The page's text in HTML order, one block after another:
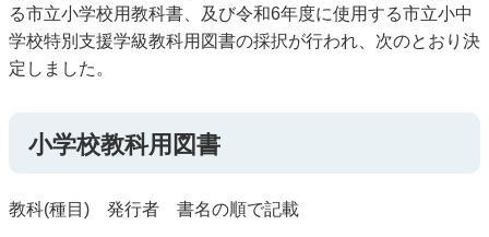
る市立小学校用教科書、及び令和6年度に使用する市立小中
学校特別支援学級教科用図書の採択が行われ、次のとおり決
定しました。
小学校教科用図書
教科(種目) 発行者 書名の順で記載